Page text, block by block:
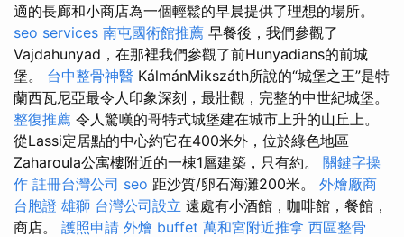
適的長廊和小商店為一個輕鬆的早晨提供了理想的場所。
seo services 南屯國術館推薦 早餐後，我們參觀了
Vajdahunyad，在那裡我們參觀了前Hunyadians的前城
堡。 台中整骨神醫 KálmánMikszáth所說的“城堡之王”是特
蘭西瓦尼亞最令人印象深刻，最壯觀，完整的中世紀城堡。
整復推薦 令人驚嘆的哥特式城堡建在城市上升的山丘上。
從Lassi定居點的中心約它在400米外，位於綠色地區
Zaharoula公寓樓附近的一棟1層建築，只有約。 關鍵字操
作 註冊台灣公司 seo 距沙質/卵石海灘200米。 外燴廠商
台胞證 雄獅 台灣公司設立 遠處有小酒館，咖啡館，餐館，
商店。 護照申請 外燴 buffet 萬和宮附近推拿 西區整骨